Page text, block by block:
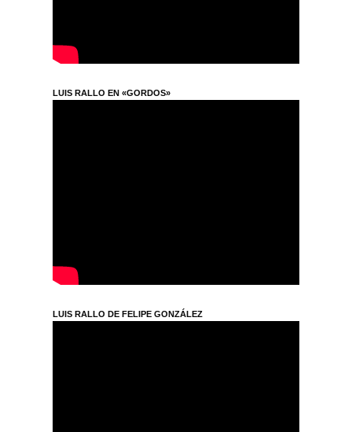
LUIS RALLO EN «GORDOS»
LUIS RALLO DE FELIPE GONZÁLEZ